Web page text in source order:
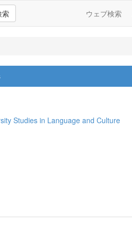
索 ウェブ検索
Studies in Language and Culture